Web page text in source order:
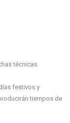
técnicas
festivos y
tiempos de